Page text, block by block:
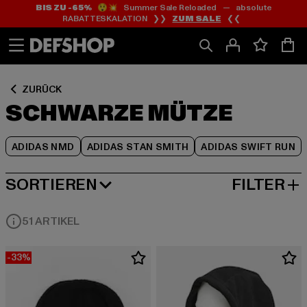
Zum
Inhalt
springen
Zum
Fußzeile
springen
BIS ZU -65%😲💥 Summer Sale Reloaded — absolute
RABATTESKALATION ❯❯ ZUM SALE ❮❮
ZURÜCK
SCHWARZE MÜTZE
ADIDAS NMD ADIDAS STAN SMITH ADIDAS SWIFT RUN
Zum
Produktraster
springen
SORTIEREN
BELIEBTESTE FILTER
51 ARTIKEL
-33%